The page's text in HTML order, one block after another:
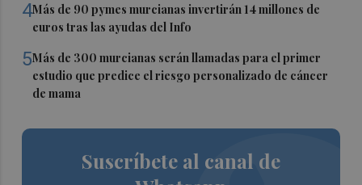
4Más de 90 pymes murcianas invertirán 14 millones de
euros tras las ayudas del Info
5Más de 300 murcianas serán llamadas para el primer
estudio que predice el riesgo personalizado de cáncer
de mama
Suscríbete al canal de